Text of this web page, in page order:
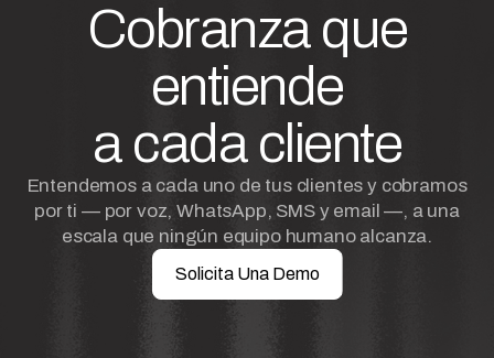
Cobranza que
entiende
a cada cliente
Entendemos a cada uno de tus clientes y cobramos
por ti — por voz, WhatsApp, SMS y email —, a una
escala que ningún equipo humano alcanza.
Solicita Una Demo